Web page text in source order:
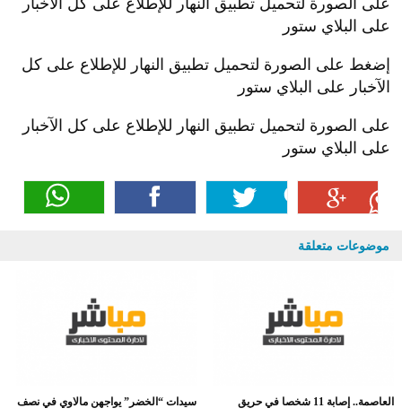
على الصورة لتحميل تطبيق النهار للإطلاع على كل الآخبار
على البلاي ستور
إضغط على الصورة لتحميل تطبيق النهار للإطلاع على كل
الآخبار على البلاي ستور
على الصورة لتحميل تطبيق النهار للإطلاع على كل الآخبار
على البلاي ستور
موضوعات متعلقة
العاصمة.. إصابة 11 شخصا في حريق
سيدات “الخضر” يواجهن مالاوي في نصف